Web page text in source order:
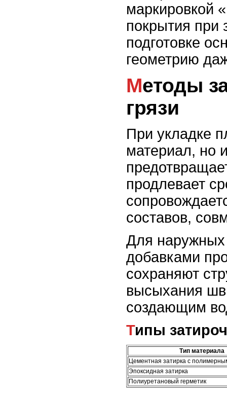
маркировкой
покрытия при
подготовке
геометрию
Методы затирки и герметизации швов для защиты от влаги и
грязи
При укладке
материал, но
продлевает
составов,
Для наружных
добавками
сохраняют
высыхания
создающим
Типы
Тип материала
Цементная затирка с
Эпоксидная затирка
Полиуретановый герметик